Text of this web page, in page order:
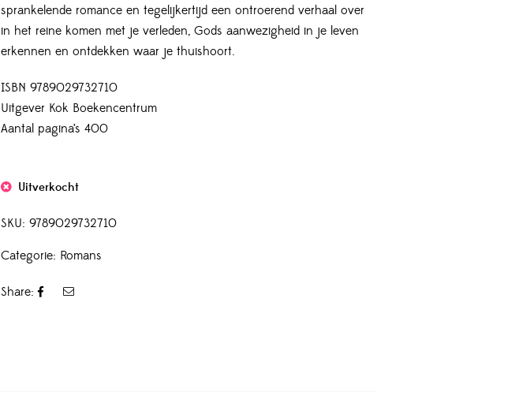
sprankelende romance en tegelijkertijd een ontroerend verhaal over
in het reine komen met je verleden, Gods aanwezigheid in je leven
erkennen en ontdekken waar je thuishoort.
ISBN 9789029732710
Uitgever Kok Boekencentrum
Aantal pagina’s 400
Uitverkocht
SKU: 9789029732710
Categorie: Romans
Share: